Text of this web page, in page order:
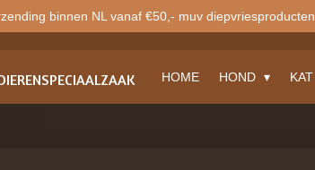
binnen NL vanaf €50,- muv diepvriesproducten
HOME HOND KAT